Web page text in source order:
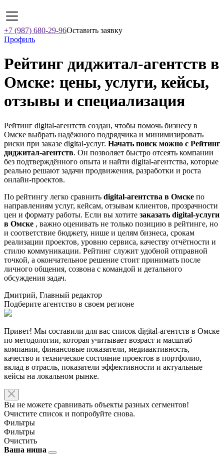
+7 (987) 680-29-96Оставить заявку
Профиль
Рейтинг диджитал-агентств в
Омске: цены, услуги, кейсы,
отзывы и специализация
Рейтинг digital-агентств создан, чтобы помочь бизнесу в
Омске выбрать надёжного подрядчика и минимизировать
риски при заказе digital-услуг. Начать поиск можно с Рейтинг
диджитал-агентств. Он позволяет быстро отсеять компании
без подтверждённого опыта и найти digital-агентства, которые
реально решают задачи продвижения, разработки и роста
онлайн-проектов.
По рейтингу легко сравнить digital-агентства в Омске по
направлениям услуг, кейсам, отзывам клиентов, прозрачности
цен и формату работы. Если вы хотите заказать digital-услуги
в Омске , важно оценивать не только позицию в рейтинге, но
и соответствие бюджету, нише и целям бизнеса, срокам
реализации проектов, уровню сервиса, качеству отчётности и
стилю коммуникации. Рейтинг служит удобной отправной
точкой, а окончательное решение стоит принимать после
личного общения, созвона с командой и детального
обсуждения задач.
Дмитрий, Главный редактор
Подберите агентство в своем регионе
Привет! Мы составили для вас список digital-агентств в Омске
по методологии, которая учитывает возраст и масштаб
компании, финансовые показатели, медиаактивность,
качество и техническое состояние проектов в портфолио,
вклад в отрасль, показатели эффективности и актуальные
кейсы на локальном рынке.
Вы не можете сравнивать объекты разных сегментов!
Очистите список и попробуйте снова.
Фильтры
Фильтры
Очистить
Ваша ниша